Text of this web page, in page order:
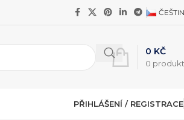
0
0 KČ
PŘIHLÁŠENÍ / REGISTRACE